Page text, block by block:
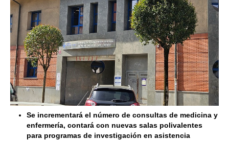
Se incrementará el número de consultas de medicina y
enfermería, contará con nuevas salas polivalentes
para programas de investigación en asistencia